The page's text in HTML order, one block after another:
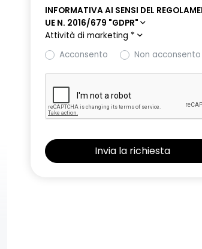
INFORMATIVA AI SENSI DEL
UE N. 2016/679 "GDPR"
Attività di marketing *
Acconsento
Non acconsento